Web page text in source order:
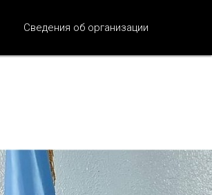
Сведения об организации